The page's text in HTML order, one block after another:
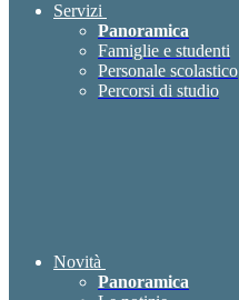
Servizi
Panoramica
Famiglie e studenti
Personale scolastico
Percorsi di studio
Novità
Panoramica